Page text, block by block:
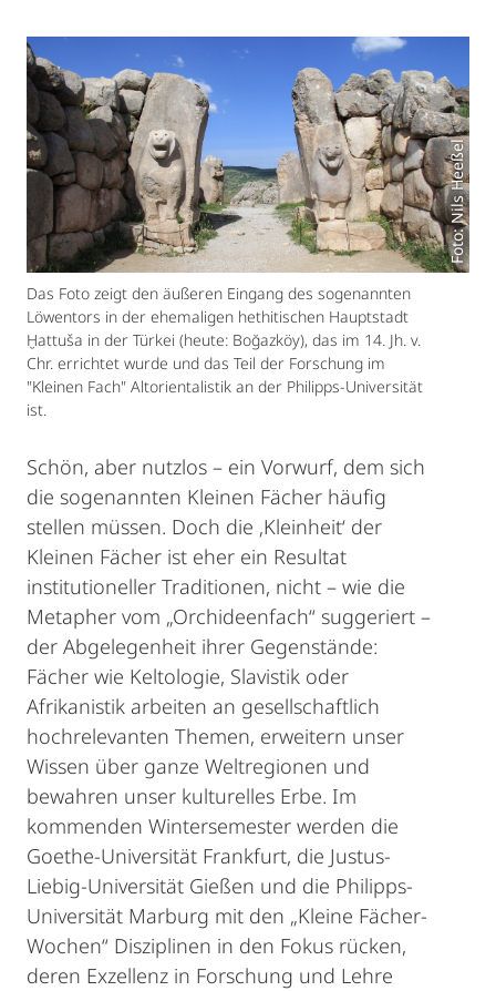
Foto: Nils Heeßel
Das Foto zeigt den äußeren Eingang des sogenannten
Löwentors in der ehemaligen hethitischen Hauptstadt
Ḫattuša in der Türkei (heute: Boğazköy), das im 14. Jh. v.
Chr. errichtet wurde und das Teil der Forschung im
"Kleinen Fach" Altorientalistik an der Philipps-Universität
ist.
Schön, aber nutzlos – ein Vorwurf, dem sich
die sogenannten Kleinen Fächer häufig
stellen müssen. Doch die ‚Kleinheit‘ der
Kleinen Fächer ist eher ein Resultat
institutioneller Traditionen, nicht – wie die
Metapher vom „Orchideenfach“ suggeriert –
der Abgelegenheit ihrer Gegenstände:
Fächer wie Keltologie, Slavistik oder
Afrikanistik arbeiten an gesellschaftlich
hochrelevanten Themen, erweitern unser
Wissen über ganze Weltregionen und
bewahren unser kulturelles Erbe. Im
kommenden Wintersemester werden die
Goethe-Universität Frankfurt, die Justus-
Liebig-Universität Gießen und die Philipps-
Universität Marburg mit den „Kleine Fächer-
Wochen“ Disziplinen in den Fokus rücken,
deren Exzellenz in Forschung und Lehre